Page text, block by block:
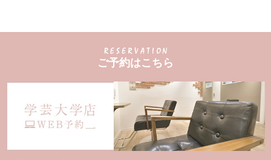
ご予約はこちら